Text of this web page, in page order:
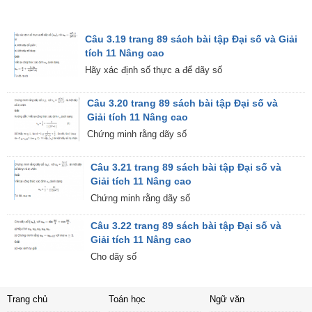
Câu 3.19 trang 89 sách bài tập Đại số và Giải
tích 11 Nâng cao
Hãy xác định số thực a để dãy số
Câu 3.20 trang 89 sách bài tập Đại số và
Giải tích 11 Nâng cao
Chứng minh rằng dãy số
Câu 3.21 trang 89 sách bài tập Đại số và
Giải tích 11 Nâng cao
Chứng minh rằng dãy số
Câu 3.22 trang 89 sách bài tập Đại số và
Giải tích 11 Nâng cao
Cho dãy số
Trang chủ Toán học Ngữ văn